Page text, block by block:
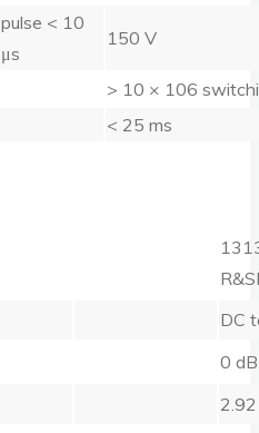
pulse < 10
μs
150 V
> 10 × 106
< 25 ms
DC
0